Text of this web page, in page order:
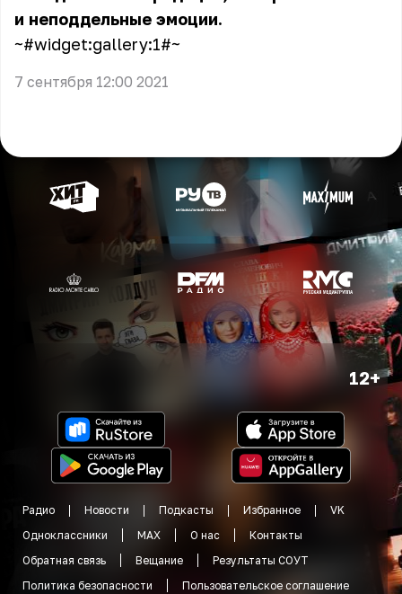
и неподдельные эмоции.
~#widget:gallery:1#~
7 сентября 12:00 2021
12+
Радио Новости Подкасты Избранное
VK
Одноклассники
MAX О нас
Контакты
Обратная связь
Вещание
Результаты СОУТ
Политика безопасности
Пользовательское соглашение